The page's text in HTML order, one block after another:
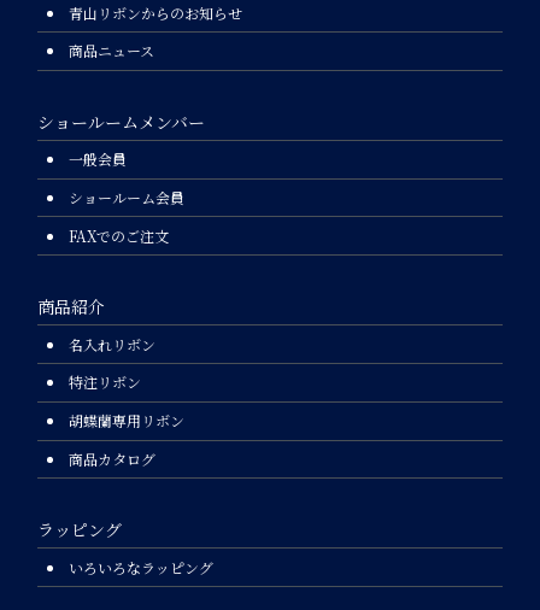
青山リボンからのお知らせ
商品ニュース
ショールームメンバー
一般会員
ショールーム会員
FAXでのご注文
商品紹介
名入れリボン
特注リボン
胡蝶蘭専用リボン
商品カタログ
ラッピング
いろいろなラッピング